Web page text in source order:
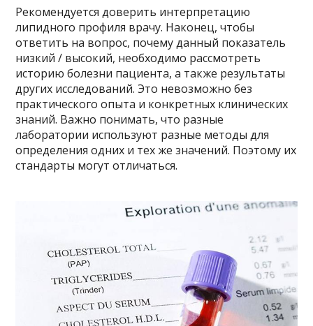
Рекомендуется доверить интерпретацию
липидного профиля врачу. Наконец, чтобы
ответить на вопрос, почему данный показатель
низкий / высокий, необходимо рассмотреть
историю болезни пациента, а также результаты
других исследований. Это невозможно без
практического опыта и конкретных клинических
знаний. Важно понимать, что разные
лаборатории используют разные методы для
определения одних и тех же значений. Поэтому их
стандарты могут отличаться.